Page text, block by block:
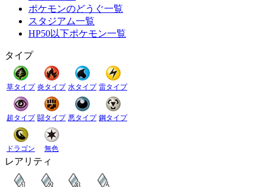
ポケモンのどうぐ一覧
スタジアム一覧
HP50以下ポケモン一覧
タイプ
草タイプ 炎タイプ 水タイプ 雷タイプ
超タイプ 闘タイプ 悪タイプ 鋼タイプ
ドラゴン 無色
レアリティ